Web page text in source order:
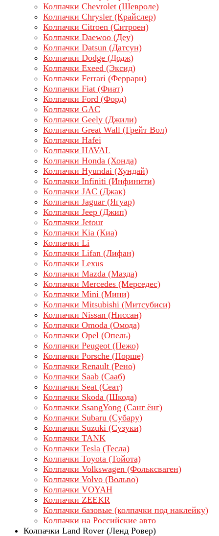
Колпачки Chevrolet (Шевроле)
Колпачки Chrysler (Крайслер)
Колпачки Citroen (Ситроен)
Колпачки Daewoo (Деу)
Колпачки Datsun (Датсун)
Колпачки Dodge (Додж)
Колпачки Exeed (Эксид)
Колпачки Ferrari (Феррари)
Колпачки Fiat (Фиат)
Колпачки Ford (Форд)
Колпачки GAC
Колпачки Geely (Джили)
Колпачки Great Wall (Грейт Вол)
Колпачки Hafei
Колпачки HAVAL
Колпачки Honda (Хонда)
Колпачки Hyundai (Хундай)
Колпачки Infiniti (Инфинити)
Колпачки JAC (Джак)
Колпачки Jaguar (Ягуар)
Колпачки Jeep (Джип)
Колпачки Jetour
Колпачки Kia (Киа)
Колпачки Li
Колпачки Lifan (Лифан)
Колпачки Lехus
Колпачки Mazda (Мазда)
Колпачки Mercedes (Мерседес)
Колпачки Mini (Мини)
Колпачки Mitsubishi (Митсубиси)
Колпачки Nissan (Ниссан)
Колпачки Omoda (Омода)
Колпачки Opel (Опель)
Колпачки Peugeot (Пежо)
Колпачки Porsche (Порше)
Колпачки Renault (Рено)
Колпачки Saab (Сааб)
Колпачки Seat (Сеат)
Колпачки Skoda (Шкода)
Колпачки SsangYong (Санг ёнг)
Колпачки Subaru (Субару)
Колпачки Suzuki (Сузуки)
Колпачки TANK
Колпачки Tesla (Тесла)
Колпачки Toyota (Тойота)
Колпачки Volkswagen (Фольксваген)
Колпачки Volvo (Вольво)
Колпачки VOYAH
Колпачки ZEEKR
Колпачки базовые (колпачки под наклейку)
Колпачки на Российские авто
Колпачки Land Rover (Ленд Ровер)